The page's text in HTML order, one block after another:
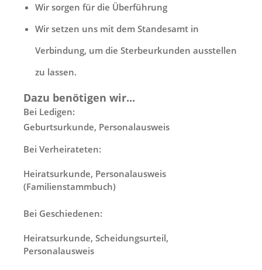
Wir sorgen für die Überführung
Wir setzen uns mit dem Standesamt in
Verbindung, um die Sterbeurkunden ausstellen
zu lassen.
Dazu benötigen wir...
Bei Ledigen:
Geburtsurkunde, Personalausweis
Bei Verheirateten:
Heiratsurkunde, Personalausweis
(Familienstammbuch)
Bei Geschiedenen:
Heiratsurkunde, Scheidungsurteil,
Personalausweis